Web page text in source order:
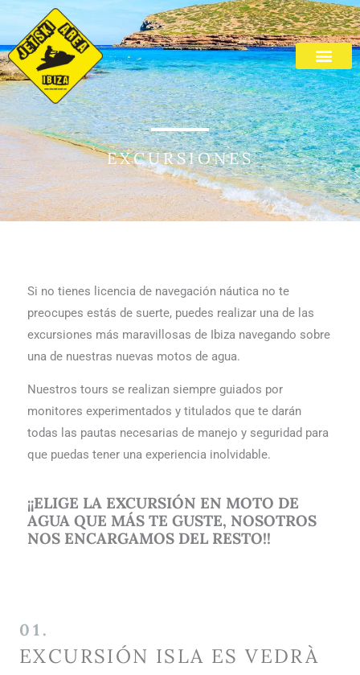
contenido
EXCURSIONES
Si no tienes licencia de navegación náutica no te
preocupes estás de suerte, puedes realizar una de las
excursiones más maravillosas de Ibiza navegando sobre
una de nuestras nuevas motos de agua.
Nuestros tours se realizan siempre guiados por
monitores experimentados y titulados que te darán
todas las pautas necesarias de manejo y seguridad para
que puedas tener una experiencia inolvidable.
¡¡ELIGE LA EXCURSIÓN EN MOTO DE
AGUA QUE MÁS TE GUSTE, NOSOTROS
NOS ENCARGAMOS DEL RESTO!!
01.
EXCURSIÓN ISLA ES VEDRÀ